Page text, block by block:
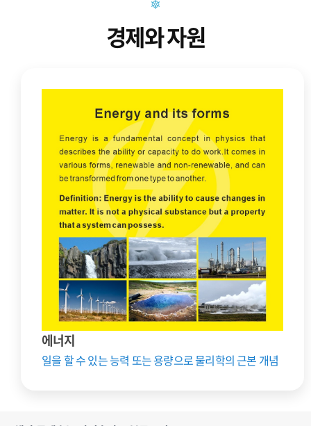
경제와 자원
에너지
일을 할 수 있는 능력 또는 용량으로 물리학의 근본 개념